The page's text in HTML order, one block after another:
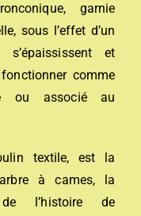
garnie
sous l’effet d’un
et
comme
ou associé au
textile, est la
à cames, la
l’histoire de